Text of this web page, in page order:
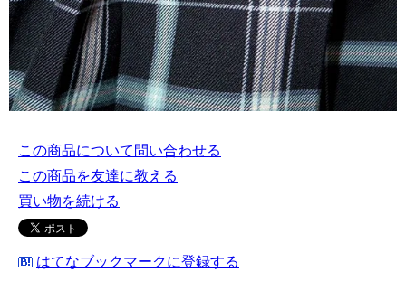
この商品について問い合わせる
この商品を友達に教える
買い物を続ける
はてなブックマークに登録する